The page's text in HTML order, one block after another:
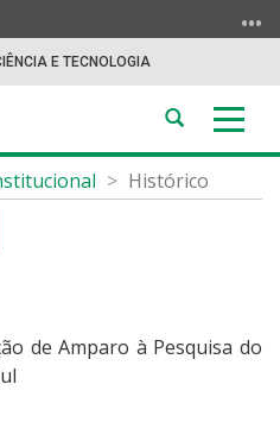
E TECNOLOGIA
a
Abrir
a
busca
Histórico
de Amparo à Pesquisa do